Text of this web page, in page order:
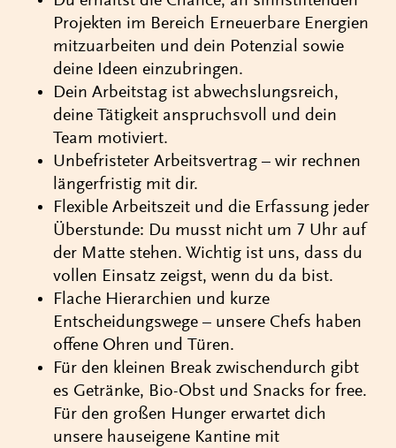
Projekten im Bereich Erneuerbare Energien
mitzuarbeiten und dein Potenzial sowie
deine Ideen einzubringen.
Dein Arbeitstag ist abwechslungsreich,
deine Tätigkeit anspruchsvoll und dein
Team motiviert.
Unbefristeter Arbeitsvertrag – wir rechnen
längerfristig mit dir.
Flexible Arbeitszeit und die Erfassung jeder
Überstunde: Du musst nicht um 7 Uhr auf
der Matte stehen. Wichtig ist uns, dass du
vollen Einsatz zeigst, wenn du da bist.
Flache Hierarchien und kurze
Entscheidungswege – unsere Chefs haben
offene Ohren und Türen.
Für den kleinen Break zwischendurch gibt
es Getränke, Bio-Obst und Snacks for free.
Für den großen Hunger erwartet dich
unsere hauseigene Kantine mit